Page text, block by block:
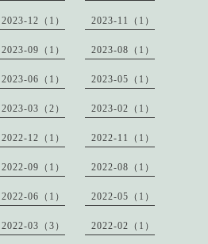
2023-12（1） 2023-11（1）
2023-09（1） 2023-08（1）
2023-06（1） 2023-05（1）
2023-03（2） 2023-02（1）
2022-12（1） 2022-11（1）
2022-09（1） 2022-08（1）
2022-06（1） 2022-05（1）
2022-03（3） 2022-02（1）